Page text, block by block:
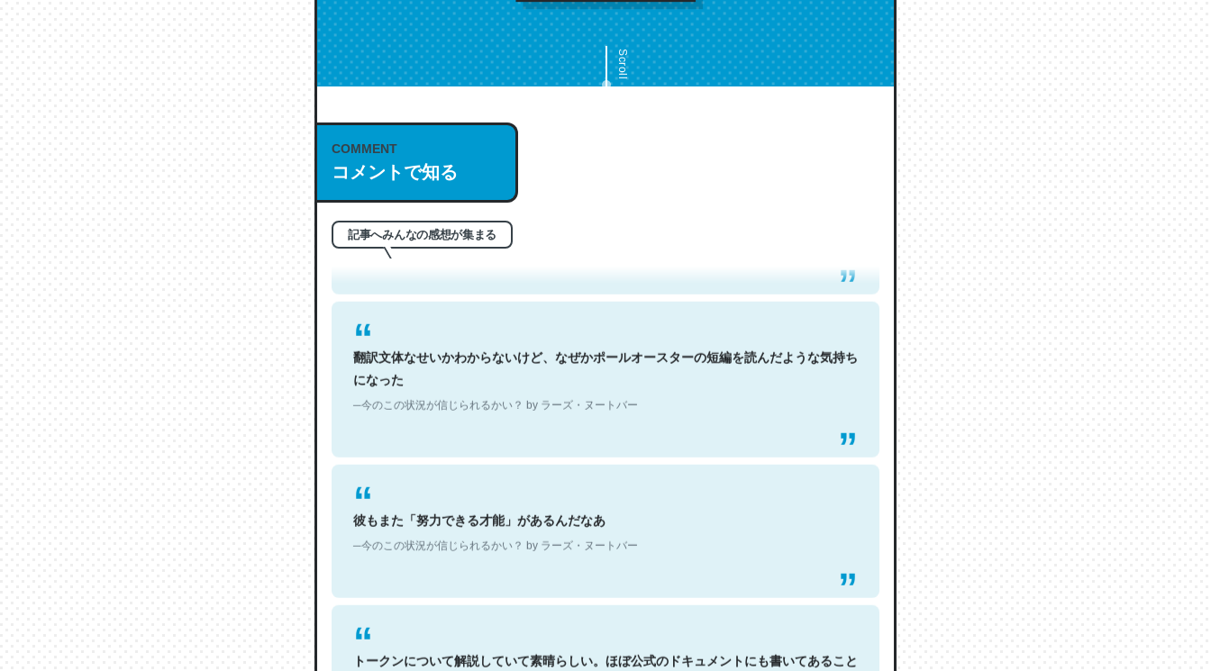
Scroll
COMMENT
コメントで知る
記事へみんなの感想が集まる
これは名文。彼はとてもクレバーなんだろうなと凄く思う。英語少しでも読める人は原文
もお勧め。自分はこの流れ好き。Let’s Fucking Go. Then Covid hit. Shit.
─今のこの状況が信じられるかい？ by ラーズ・ヌートバー
翻訳文体なせいかわからないけど、なぜかポールオースターの短編を読んだような気持ち
になった
─今のこの状況が信じられるかい？ by ラーズ・ヌートバー
彼もまた「努力できる才能」があるんだなあ
─今のこの状況が信じられるかい？ by ラーズ・ヌートバー
トークンについて解説していて素晴らしい。ほぼ公式のドキュメントにも書いてあること
だけど、英語だと読んでない人多いよね。この手の記事に珍しく、非常に正しくてわかり